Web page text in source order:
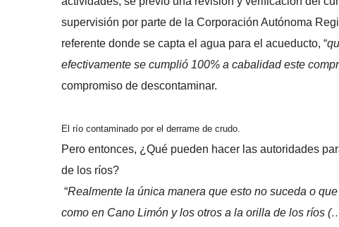
supervisión por parte de la Corporación Autónoma
referente donde se capta el agua para el acueducto, “
efectivamente se cumplió 100% a cabalidad este
compromiso de descontaminar.
El río contaminado por el derrame de crudo.
Pero entonces, ¿Qué pueden hacer las autoridades
de los ríos?
“Realmente la única manera que esto no suceda o
como en Cano Limón y los otros a la orilla de los ríos